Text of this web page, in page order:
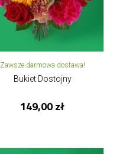
Zawsze darmowa dostawa!
Bukiet Dostojny
149,00 zł